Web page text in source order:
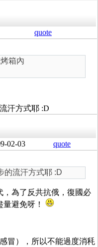
quote
箱內
汗方式耶 :D
02-03 quote
的流汗方式耶 :D
，為了反共抗俄，復國必
避免呀！
冒），所以不能過度消秏